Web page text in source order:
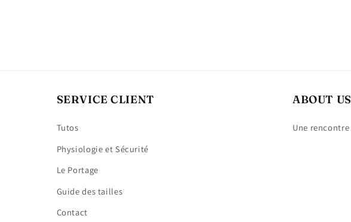
SERVICE CLIENT
Tutos
Physiologie et Sécurité
Le Portage
Guide des tailles
Contact
ABOUT US
Une rencontre